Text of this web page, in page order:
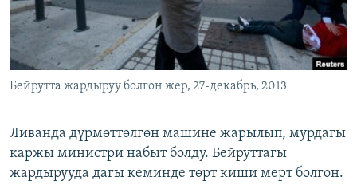
ЫҢГАЙСЫЗ СУРООЛОР
ЭЕ/АРнун бардык сайттары
Бейрутта жардыруу болгон жер, 27-декабрь, 2013
Ливанда дүрмөттөлгөн машине жарылып, мурдагы
каржы министри набыт болду. Бейруттагы
жардырууда дагы кеминде төрт киши мерт болгон.